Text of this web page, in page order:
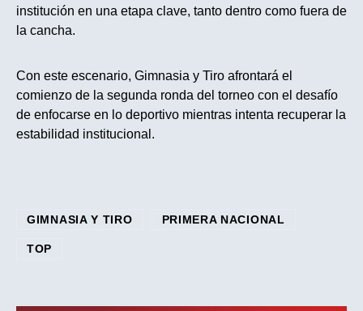
institución en una etapa clave, tanto dentro como fuera de
la cancha.
Con este escenario, Gimnasia y Tiro afrontará el
comienzo de la segunda ronda del torneo con el desafío
de enfocarse en lo deportivo mientras intenta recuperar la
estabilidad institucional.
GIMNASIA Y TIRO PRIMERA NACIONAL
TOP